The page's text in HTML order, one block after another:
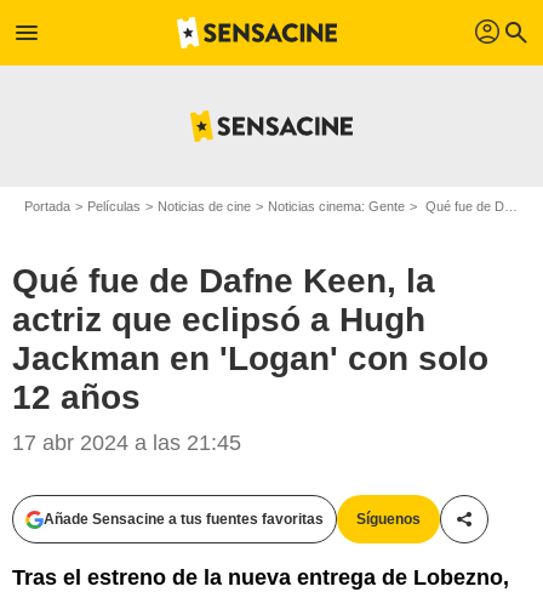
menu profil search
Portada Películas Noticias de cine Noticias cinema: Gente Qué fue de Dafne Keen, la actriz que eclipsó a Hugh Jackman en 'Logan' con solo 12 años
Qué fue de Dafne Keen, la
actriz que eclipsó a Hugh
Jackman en 'Logan' con solo
12 años
17 abr 2024 a las 21:45
Añade Sensacine a tus fuentes favoritas Síguenos
Tras el estreno de la nueva entrega de Lobezno,